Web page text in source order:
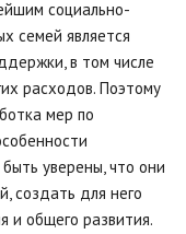
социально-
семей является
в том числе
расходов. Поэтому
мер по
уверены, что они
создать для него
и общего развития.